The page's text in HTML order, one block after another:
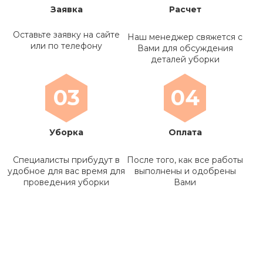
Заявка
Оставьте заявку на сайте
или по телефону
Расчет
Наш менеджер свяжется с
Вами для обсуждения
деталей уборки
03
Уборка
Специалисты прибудут в
удобное для вас время для
проведения уборки
04
Оплата
После того, как все работы
выполнены и одобрены
Вами